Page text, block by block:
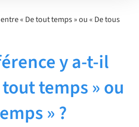
« De tout temps » ou « De tous
y a-t-il
temps » ou
» ?